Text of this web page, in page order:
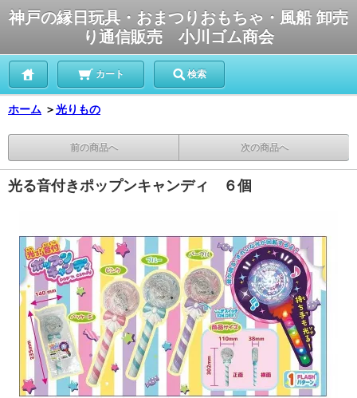
神戸の縁日玩具・おまつりおもちゃ・風船 卸売
り通信販売 小川ゴム商会
カート 検索
ホーム ＞光りもの
前の商品へ 次の商品へ
光る音付きポップンキャンディ ６個